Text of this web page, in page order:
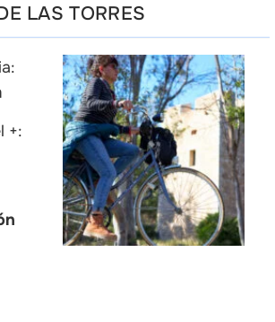
LAS TORRES
+: